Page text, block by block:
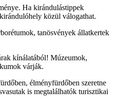
Ha kirándulástippek
közül válogathat.
tanösvények állatkertek
kínálatából! Múzeumok,
várják.
élményfürdőben szeretne
is megtalálhatók turisztikai